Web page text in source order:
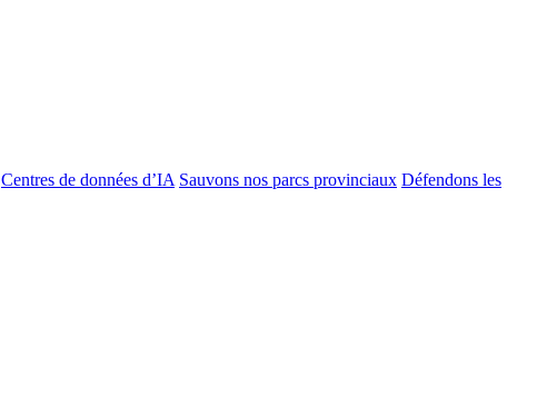
Centres de données d’IA Sauvons nos parcs provinciaux Défendons les